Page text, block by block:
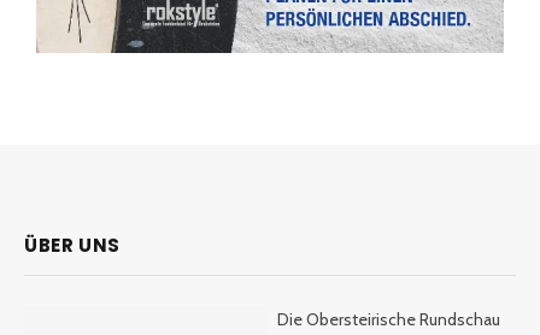
ÜBER UNS
Die Obersteirische Rundschau